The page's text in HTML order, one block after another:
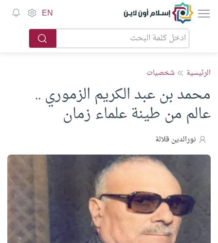
إسلام أون لاين EN
الرئيسية شخصيات
محمد بن عبد الكريم الزموري ..
عالم من طينة علماء زمان
نورالدين قلالة